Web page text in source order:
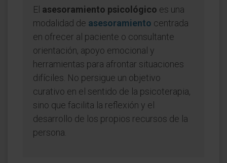
El asesoramiento psicológico es una
modalidad de asesoramiento centrada
en ofrecer al paciente o consultante
orientación, apoyo emocional y
herramientas para afrontar situaciones
difíciles. No persigue un objetivo
curativo en el sentido de la psicoterapia,
sino que facilita la reflexión y el
desarrollo de los propios recursos de la
persona.